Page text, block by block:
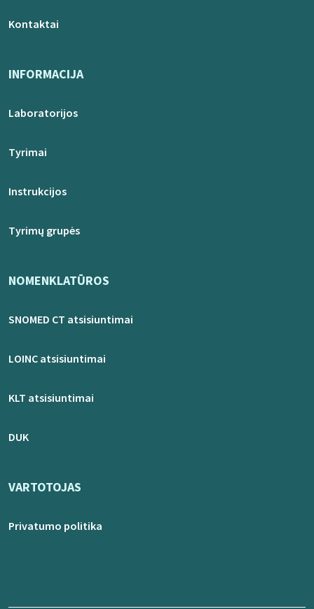
Kontaktai
INFORMACIJA
Laboratorijos
Tyrimai
Instrukcijos
Tyrimų grupės
NOMENKLATŪROS
SNOMED CT atsisiuntimai
LOINC atsisiuntimai
KLT atsisiuntimai
DUK
VARTOTOJAS
Privatumo politika